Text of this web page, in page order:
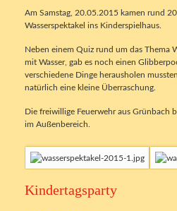
Am Samstag, 20.05.2015 kamen rund
Wasserspektakel ins Kinderspielhaus.
Neben einem Quiz rund um das Thema
mit Wasser, gab es noch einen
verschiedene Dinge herausholen
natürlich eine kleine Überraschung.
Die freiwillige Feuerwehr aus Grünbach
im Außenbereich.
Kindertagsparty